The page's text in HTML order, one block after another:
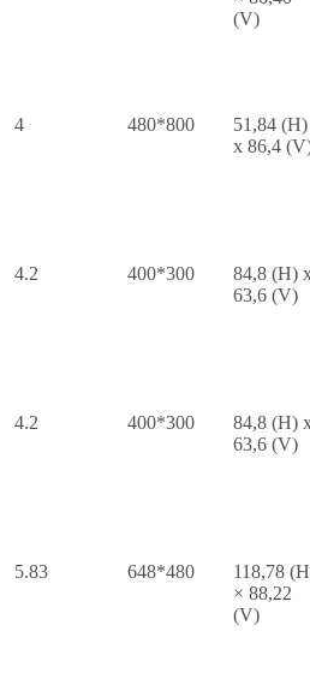
(V)
4 480*800
51,84 (H)
x 86,4
4.2 400*300
84,8 (H)
63,6 (V)
4.2 400*300
84,8 (H)
63,6 (V)
5.83 648*480
118,78
× 88,22
(V)